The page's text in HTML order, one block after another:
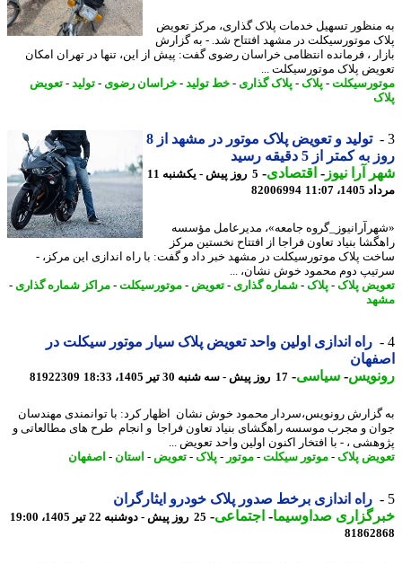
تسهیل خدمات پلاک گذاری، مرکز تعویض
موتورسیکلت در مشهد افتتاح شد. - به گزارش
، فرمانده انتظامی خراسان رضوی گفت: پیش از این، تنها در تهران امکان
پلاک موتورسیکلت ...
-پلاک -پلاک گذاری- خط تولید-خراسان رضوی-تولید-تعویض
تولید و تعویض پلاک موتور در مشهد از 8
کمتر از 5 دقیقه رسید
آرا نیوز-اقتصادی-
5 روز پیش - یکشنبه 11
11:07
82006994
جامعه»، مدیرعامل مؤسسه
بنیاد تعاون فراجا از افتتاح نخستین مرکز
پلاک موتورسیکلت در مشهد خبر داد و گفت: با راه اندازی این مرکز، -
دوم محمود خوش نشان، ...
پلاک -پلاک -شماره گذاری- تعویض-موتورسیکلت-مراکز شماره گذاری-
راه اندازی اولین واحد تعویض پلاک سیار موتور سیکلت در
-سیاسی-17 روز پیش - سه شنبه 30 تیر 1405، 18:33 81922309
رونویس،سردار محمود خوش نشان اظهار کرد: با توانمندی مهندسان
و مجرب موسسه راهگشای بنیاد تعاون فراجا و انجام طرح های مطالعاتی و
، - با افتخار اکنون اولین واحد تعویض ...
پلاک -موتور سیکلت-موتور-پلاک -تعویض-استان-اصفهان
راه اندازی برخط صدور پلاک خودرو ایثارگران
صداوسیما-اجتماعی-25 روز پیش - دوشنبه 22 تیر 1405، 19:00